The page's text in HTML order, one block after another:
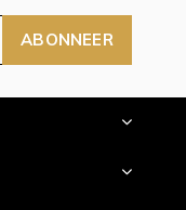
ABONNEER